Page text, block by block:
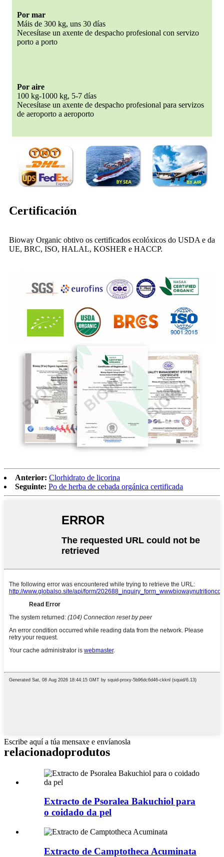
Por mar
Máis de 300 kg, uns 30 días
Necesítase un axente de despacho profesional con servizo
porto a porto
Por aire
100 kg-1000 kg, 5-7 días
Necesítase un axente de despacho profesional para servizos
de aeroporto a aeroporto
Certificación
Bioway Organic obtivo os certificados ecolóxicos do USDA e da
UE, BRC, ISO, HALAL, KOSHER e HACCP.
Anterior: Clorhidrato de licorina
Seguinte: Po de herba de cebada orgánica certificada
Escribe aquí a túa mensaxe e envíanosla
relacionadoprodutos
Extracto de Psoralea Bakuchiol para
o coidado da pel
Extracto de Camptotheca Acuminata